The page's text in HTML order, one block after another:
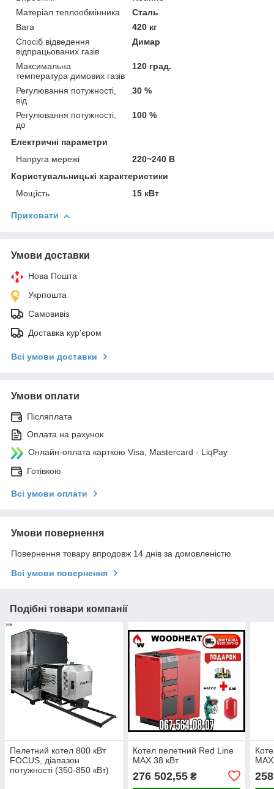
Матеріал теплообмінника
Сталь
Вага
420 кг
Спосіб відведення
відпрацьованих газів
Димар
Максимальна
температура димових газів
120 град.
Регулювання потужності,
від
30 %
Регулювання потужності,
до
100 %
Електричні параметри
Напруга мережі
220~240 В
Користувальницькі характеристики
Мощість
15 кВт
Приховати
Умови доставки
Нова Пошта
Укрпошта
Самовивіз
Доставка кур'єром
Всі умови доставки
Умови оплати
Післяплата
Оплата на рахунок
Онлайн-оплата карткою Visa, Mastercard - LiqPay
Готівкою
Всі умови оплати
Умови повернення
Повернення товару впродовж 14 днів за домовленістю
Всі умови повернення
Подібні товари компанії
Пелетний котел 800 кВт
FOCUS, діапазон
потужності (350-850 кВт)
Котел пелетний Red Line
MAX 38 кВт
276 502,55₴